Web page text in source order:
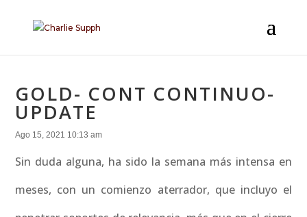
GOLD- CONT CONTINUO-
UPDATE
Ago 15, 2021 10:13 am
Sin duda alguna, ha sido la semana más intensa en
meses, con un comienzo aterrador, que incluyo el